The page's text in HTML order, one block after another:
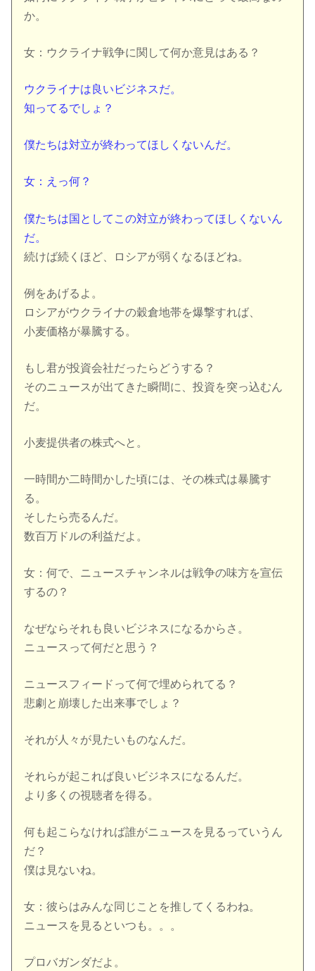
か。
女：ウクライナ戦争に関して何か意見はある？
ウクライナは良いビジネスだ。
知ってるでしょ？
僕たちは対立が終わってほしくないんだ。
女：えっ何？
僕たちは国としてこの対立が終わってほしくないん
だ。
続けば続くほど、ロシアが弱くなるほどね。
例をあげるよ。
ロシアがウクライナの穀倉地帯を爆撃すれば、
小麦価格が暴騰する。
もし君が投資会社だったらどうする？
そのニュースが出てきた瞬間に、投資を突っ込むん
だ。
小麦提供者の株式へと。
一時間か二時間かした頃には、その株式は暴騰す
る。
そしたら売るんだ。
数百万ドルの利益だよ。
女：何で、ニュースチャンネルは戦争の味方を宣伝
するの？
なぜならそれも良いビジネスになるからさ。
ニュースって何だと思う？
ニュースフィードって何で埋められてる？
悲劇と崩壊した出来事でしょ？
それが人々が見たいものなんだ。
それらが起これば良いビジネスになるんだ。
より多くの視聴者を得る。
何も起こらなければ誰がニュースを見るっていうん
だ？
僕は見ないね。
女：彼らはみんな同じことを推してくるわね。
ニュースを見るといつも。。。
プロバガンダだよ。